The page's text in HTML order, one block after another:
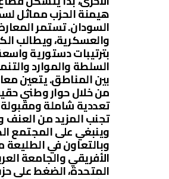
هيمنة الحزب مماثل
السودان. تستمر
والعسكرية، ويطالب
بترتيبات دستورية
السلطة والموارد
بين المناطق. يتعين
من خلال حوار وطني
تعددية شاملة ومقبولة
تجنب المزيد من العنف
وينبغي على المجتمع
وبالتعاون في الطليعة
الأفريقي والجامعة
المتحدة، الضغط على